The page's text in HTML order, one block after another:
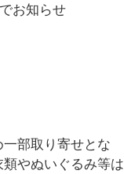
お知らせ
部取り寄せとな
やぬいぐるみ等は